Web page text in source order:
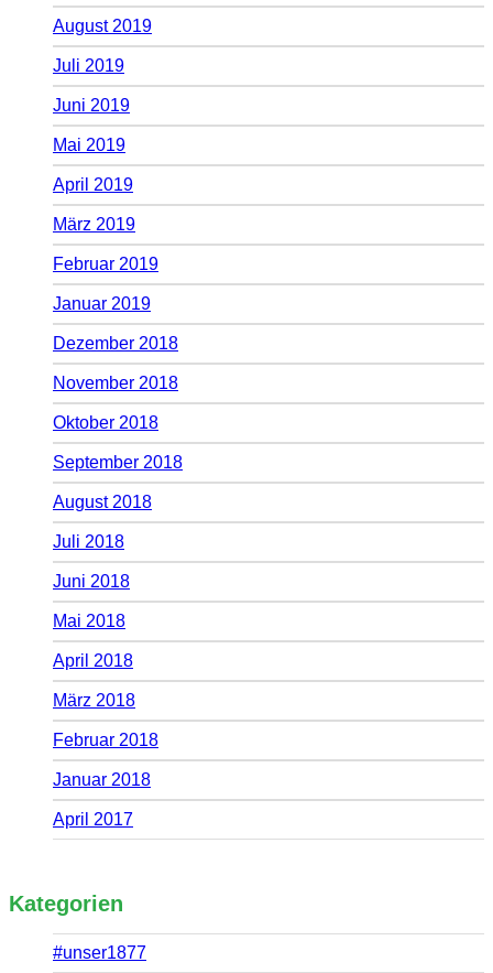
August 2019
Juli 2019
Juni 2019
Mai 2019
April 2019
März 2019
Februar 2019
Januar 2019
Dezember 2018
November 2018
Oktober 2018
September 2018
August 2018
Juli 2018
Juni 2018
Mai 2018
April 2018
März 2018
Februar 2018
Januar 2018
April 2017
Kategorien
#unser1877